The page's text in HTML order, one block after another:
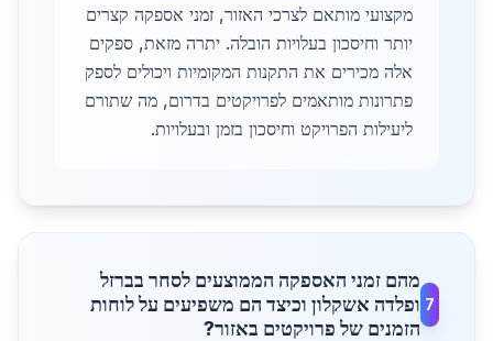
מקצועי מותאם לצרכי האזור, זמני אספקה קצרים
יותר וחיסכון בעלויות הובלה. יתרה מזאת, ספקים
אלה מכירים את התקנות המקומיות ויכולים לספק
פתרונות מותאמים לפרויקטים בדרום, מה שתורם
ליעילות הפרויקט וחיסכון בזמן ובעלויות.
7
מהם זמני האספקה הממוצעים לסחר בברזל
ופלדה אשקלון וכיצד הם משפיעים על לוחות
הזמנים של פרויקטים באזור?